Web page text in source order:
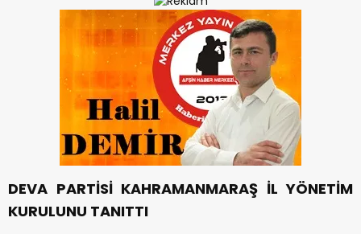
DEVA PARTİSİ KAHRAMANMARAŞ İL YÖNETİM
KURULUNU TANITTI